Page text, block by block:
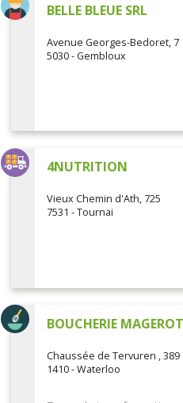
BELLE BLEUE SRL
Avenue Georges-Bedoret, 7
5030 - Gembloux
4NUTRITION
Vieux Chemin d'Ath, 725
7531 - Tournai
BOUCHERIE
Chaussée de Tervuren , 389
1410 - Waterloo